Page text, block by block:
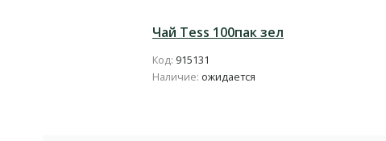
Чай Tess 100пак зел
Код: 915131
Наличие: ожидается